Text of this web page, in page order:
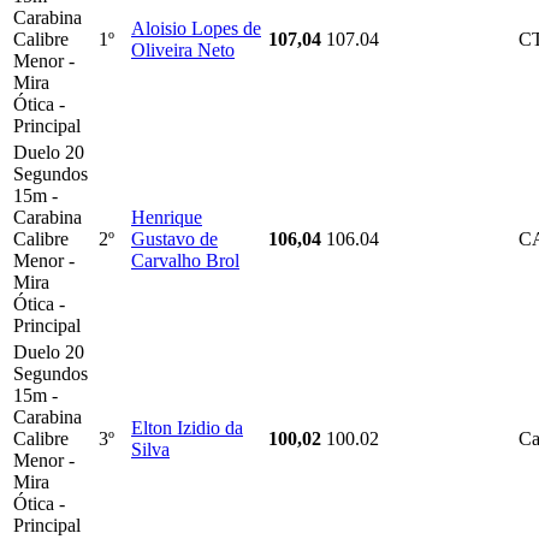
Carabina
Calibre
Menor -
Mira
Ótica -
Principal
1º
Aloisio Lopes de
Oliveira Neto
107,04 107.04
Duelo 20
Segundos
15m -
Carabina
Calibre
Menor -
Mira
Ótica -
Principal
2º
Henrique
Gustavo de
Carvalho Brol
106,04 106.04
Duelo 20
Segundos
15m -
Carabina
Calibre
Menor -
Mira
Ótica -
Principal
3º
Elton Izidio da
Silva
100,02 100.02